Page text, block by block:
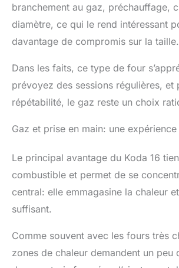
branchement au gaz, préchauffage,
diamètre, ce qui le rend intéressant
davantage de compromis sur la taille.
Dans les faits, ce type de four
prévoyez des sessions régulières,
répétabilité, le gaz reste un choix
Gaz et prise en main: une
Le principal avantage du Koda 16
combustible et permet de se
central: elle emmagasine la chaleur
suffisant.
Comme souvent avec les fours très
zones de chaleur demandent un